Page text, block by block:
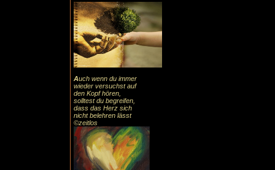
Auch wenn du immer
wieder versuchst auf
den Kopf hören,
solltest du begreifen,
dass das Herz sich
nicht belehren lässt
©zeitlos